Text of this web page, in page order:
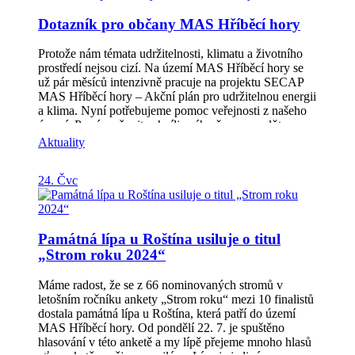
Informační seminář pro žadatele se uskuteční dne
22. 10. 2024 od 9:00 hod v KD Zdounky, Tyršova 374.
Více informací k výzvě a na stránkách MAS:
https://www.hribecihory.cz/vyzvy/aktualni-
vyzvy/prv/2-vyzva-szp/
programem určeným pro žáky mateřských a základních
zástupci obcí a odborné veřejnosti u příležitosti odborné
debaty s Ministrem Životního prostředí Mgr. Petrem
Hladíkem, po tomto programu ještě přijdou přednášky
dalších lektorů na téma obnovitelných zdrojů či
SECAP. Na všechny akce se moc těšíme a především
na tu páteční všechny srdečně zveme, těšíme se na
setkání s vámi!
Dotazník pro občany MAS Hříběcí hory
Protože nám témata udržitelnosti, klimatu a životního
prostředí nejsou cizí. Na území MAS Hříběcí hory se
už pár měsíců intenzivně pracuje na projektu SECAP
MAS Hříběcí hory – Akční plán pro udržitelnou energii
a klima. Nyní potřebujeme pomoc veřejnosti z našeho
území. Prosím věnujte chvíli svého času a vyplňte
dotazník. Cílem je zjistit, zda a jakým způsobem se
změnily zvyklosti ohledně dopravy a úsporných
naleznete pod odkazem:
https://forms.office.com/e/sHeaEtehy8 Pokud máte
společnost na území vyplňte prosím zde:
váš čas!
Aktuality
24. Čvc
Památná lípa u Roštína usiluje o titul
„Strom roku 2024“
Máme radost, že se z 66 nominovaných stromů v
letošním ročníku ankety „Strom roku“ mezi 10 finalistů
dostala památná lípa u Roštína, která patří do území
MAS Hříběcí hory. Od pondělí 22. 7. je spuštěno
hlasování v této anketě a my lípě přejeme mnoho hlasů